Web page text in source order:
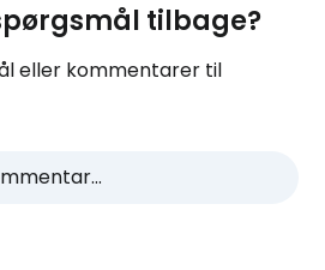
tilbage?
eller kommentarer til